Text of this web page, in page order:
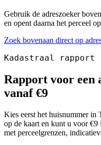
Gebruik de adreszoeker
en opent daarna het perceel
Zoek bovenaan direct op
Kadastraal rapport
Rapport voor een
vanaf €9
Kies eerst het huisnummer in
op de kaart en kunt u voor
met perceelgrenzen,